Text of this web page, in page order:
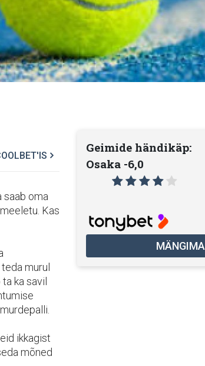
saab oma
Kas
murul
ka savil
ikkagist
mõned
Geimide händikäp:
Osaka -6,0
MÄNGIMA